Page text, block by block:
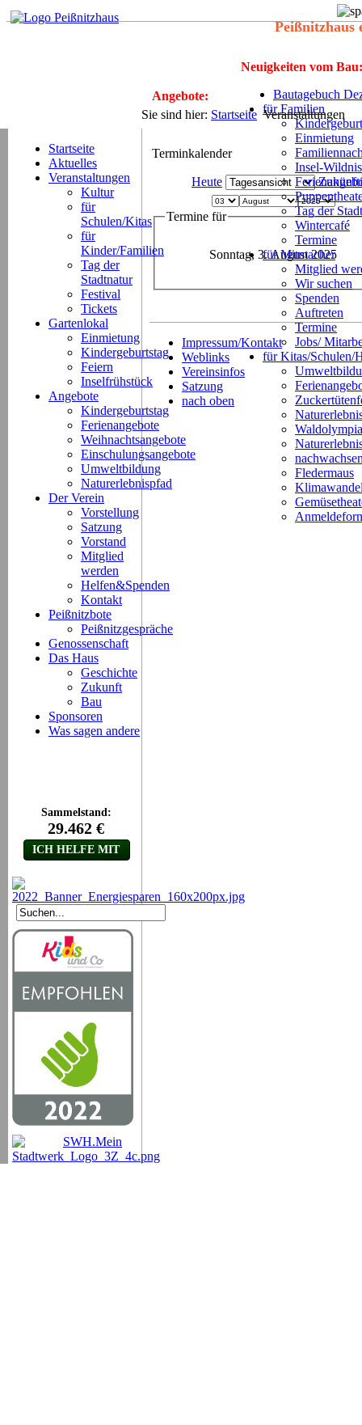
Peißnitzhaus
Neuigkeiten vom Bau:
Bautagebuch
für Familien
Einmietung
Insel-
Tag der
Wintercafé
Termine
für Mitmacher
Mitglied
Wir suchen
Spenden
Auftreten
Termine
Jobs/
für Kitas/Schulen/
Fledermaus
Angebote:
Sie sind hier: Startseite Veranstaltungen
Startseite
Aktuelles
Veranstaltungen
Kultur
für
Schulen/Kitas
für
Kinder/Familien
Tag der
Stadtnatur
Festival
Tickets
Gartenlokal
Einmietung
Kindergeburtstag
Feiern
Inselfrühstück
Angebote
Kindergeburtstag
Ferienangebote
Weihnachtsangebote
Einschulungsangebote
Umweltbildung
Naturerlebnispfad
Der Verein
Vorstellung
Satzung
Vorstand
Mitglied
werden
Helfen&Spenden
Kontakt
Peißnitzbote
Peißnitzgespräche
Genossenschaft
Das Haus
Geschichte
Zukunft
Bau
Sponsoren
Was sagen andere
Terminkalender
Heute
Termine für
Sonntag, 3. August 2025
Impressum/Kontakt
Weblinks
Vereinsinfos
Satzung
nach oben